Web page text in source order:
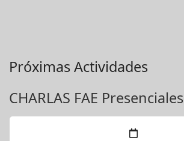
Próximas Actividades
CHARLAS FAE Presenciales